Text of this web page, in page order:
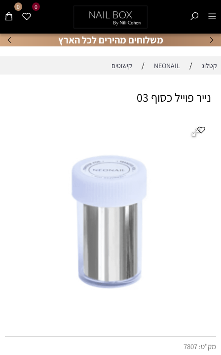
משלוחים מהירים לכל הארץ
0 0
קטלוג /
NEONAIL
/ קישוטים
נייר פוייל כסוף 03
מק"ט: 7807